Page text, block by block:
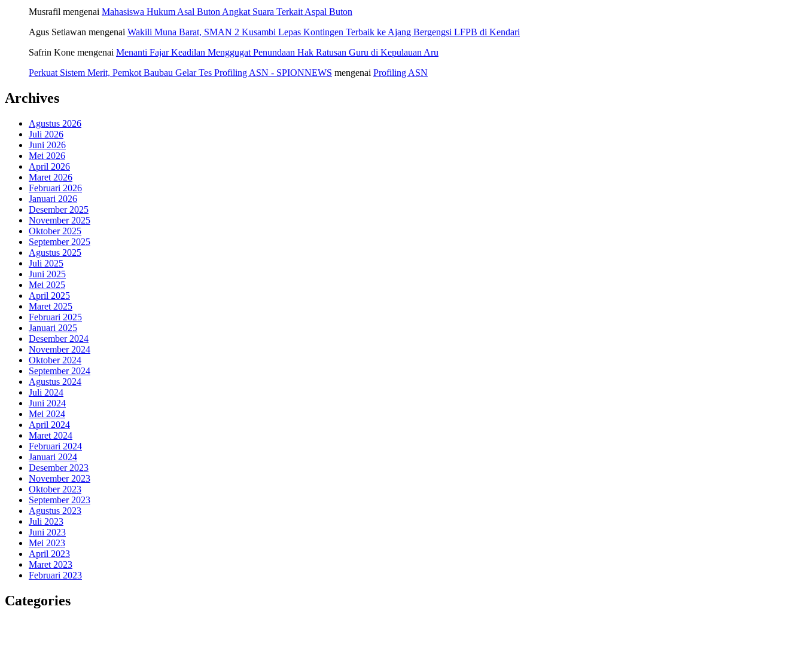
Musrafil mengenai Mahasiswa Hukum Asal Buton Angkat Suara Terkait Aspal Buton
Agus Setiawan mengenai Wakili Muna Barat, SMAN 2 Kusambi Lepas Kontingen Terbaik ke Ajang Bergengsi LFPB di Kendari
Safrin Kone mengenai Menanti Fajar Keadilan Menggugat Penundaan Hak Ratusan Guru di Kepulauan Aru
Perkuat Sistem Merit, Pemkot Baubau Gelar Tes Profiling ASN - SPIONNEWS mengenai Profiling ASN
Archives
Agustus 2026
Juli 2026
Juni 2026
Mei 2026
April 2026
Maret 2026
Februari 2026
Januari 2026
Desember 2025
November 2025
Oktober 2025
September 2025
Agustus 2025
Juli 2025
Juni 2025
Mei 2025
April 2025
Maret 2025
Februari 2025
Januari 2025
Desember 2024
November 2024
Oktober 2024
September 2024
Agustus 2024
Juli 2024
Juni 2024
Mei 2024
April 2024
Maret 2024
Februari 2024
Januari 2024
Desember 2023
November 2023
Oktober 2023
September 2023
Agustus 2023
Juli 2023
Juni 2023
Mei 2023
April 2023
Maret 2023
Februari 2023
Categories